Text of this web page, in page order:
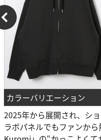
カラーバリエーション
2025年から展開され、シ
ラボパネルでもファンか